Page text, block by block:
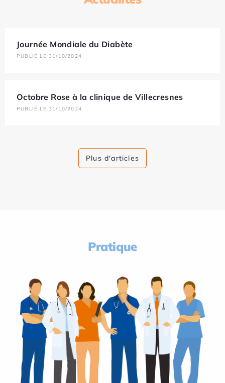
Journée Mondiale du Diabète
PUBLIÉ LE 31/10/2024
Octobre Rose à la clinique de Villecresnes
PUBLIÉ LE 31/10/2024
Plus d'articles
Pratique